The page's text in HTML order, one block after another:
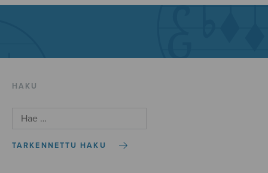
HAKU
TARKENNETTU HAKU